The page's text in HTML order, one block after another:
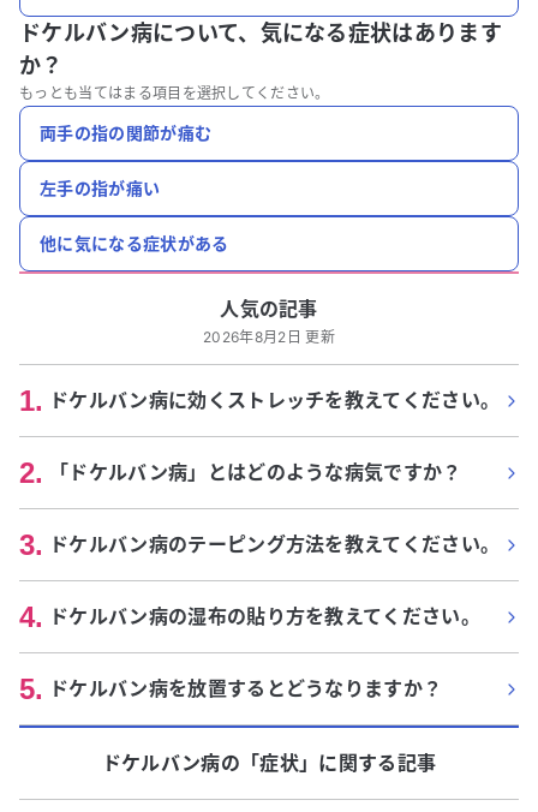
ドケルバン病について、 気になる症状はあります
か？
もっとも当てはまる項目を選択してください。
両手の指の関節が痛む
左手の指が痛い
他に気になる症状がある
人気の記事
2026年8月2日 更新
1. ドケルバン病に効くストレッチを教えてください。
2. 「ドケルバン病」とはどのような病気ですか？
3. ドケルバン病のテーピング方法を教えてください。
4. ドケルバン病の湿布の貼り方を教えてください。
5. ドケルバン病を放置するとどうなりますか？
ドケルバン病の「症状」に関する記事